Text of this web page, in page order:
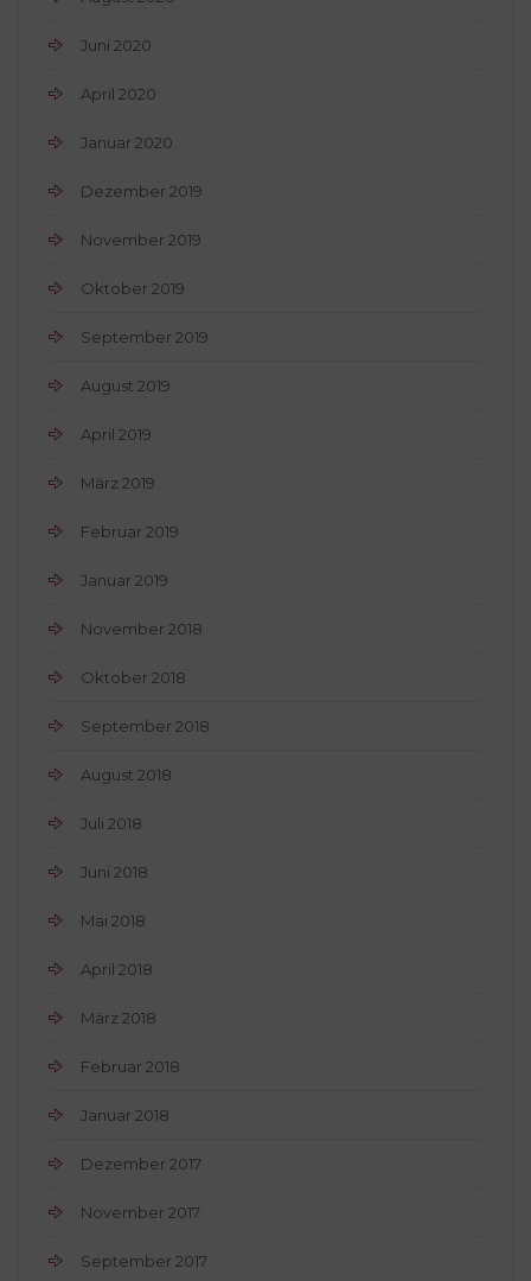
Juni 2020
April 2020
Januar 2020
Dezember 2019
November 2019
Oktober 2019
September 2019
August 2019
April 2019
März 2019
Februar 2019
Januar 2019
November 2018
Oktober 2018
September 2018
August 2018
Juli 2018
Juni 2018
Mai 2018
April 2018
März 2018
Februar 2018
Januar 2018
Dezember 2017
November 2017
September 2017